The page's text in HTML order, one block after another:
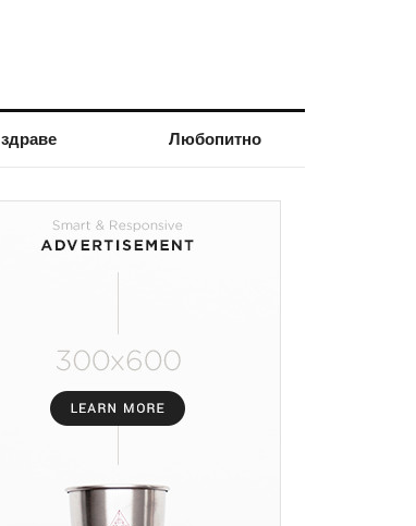
здраве Любопитно